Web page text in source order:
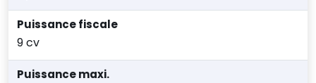
Puissance fiscale
9 cv
Puissance maxi.